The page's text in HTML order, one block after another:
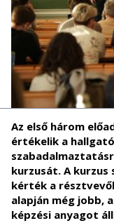
Az első három
értékelik a
kurzusát. A kurzus
kérték a
alapján még jobb,
képzési anyagot